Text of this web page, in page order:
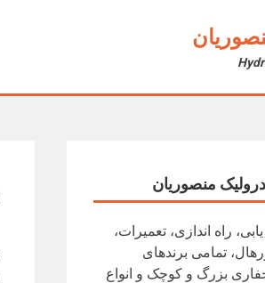
منصوریان
راه اندازی، تعمیرات،
تمامی برندهای
بزرگ و کوچک و انواع